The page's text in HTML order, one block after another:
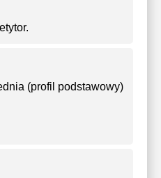
(profil podstawowy)